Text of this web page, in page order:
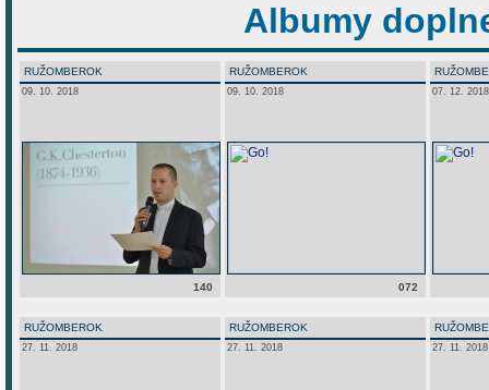
Albumy
RUŽOMBEROK
09. 10. 2018
140
RUŽOMBEROK
09. 10. 2018
072
07. 12. 2018
RUŽOMBEROK
27. 11. 2018
RUŽOMBEROK
27. 11. 2018 27. 11. 2018